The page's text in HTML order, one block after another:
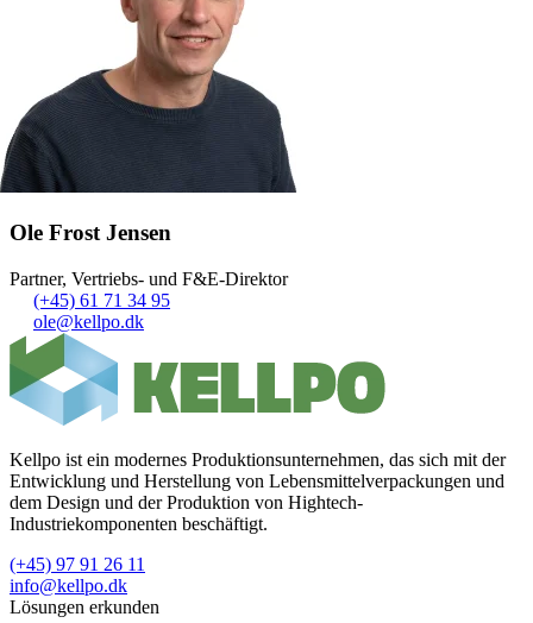
Ole Frost Jensen
Partner, Vertriebs- und F&E-Direktor
(+45) 61 71 34 95
ole@kellpo.dk
Kellpo ist ein modernes Produktionsunternehmen, das sich mit der
Entwicklung und Herstellung von Lebensmittelverpackungen und
dem Design und der Produktion von Hightech-
Industriekomponenten beschäftigt.
(+45) 97 91 26 11
info@kellpo.dk
Lösungen erkunden